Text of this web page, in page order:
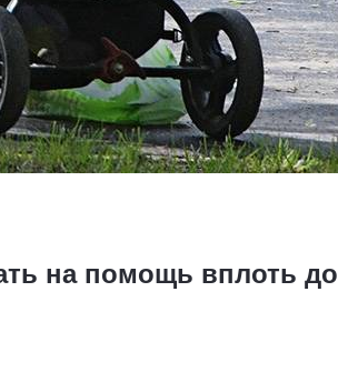
на помощь вплоть до